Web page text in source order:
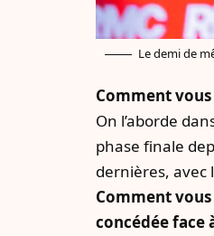
Le demi de
Comment
On l’aborde
phase finale
dernières, avec
Comment
concédée face